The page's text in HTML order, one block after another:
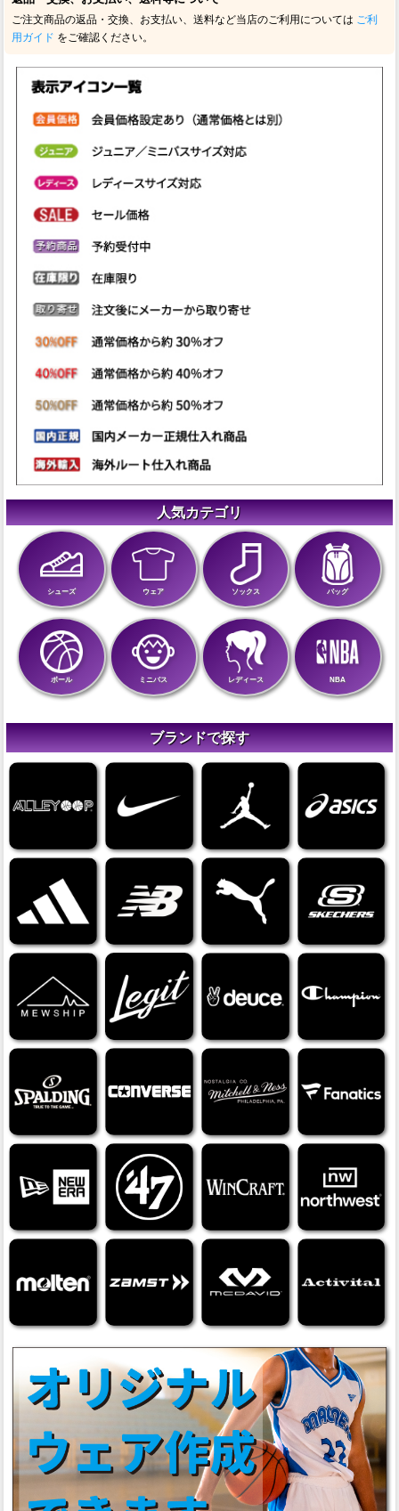
ご注文商品の返品・交換、お支払い、送料など当店のご利用については ご利
用ガイド をご確認ください。
人気カテゴリ
シューズ ウェア ソックス バッグ
ボール ミニバス レディース NBA
ブランドで探す